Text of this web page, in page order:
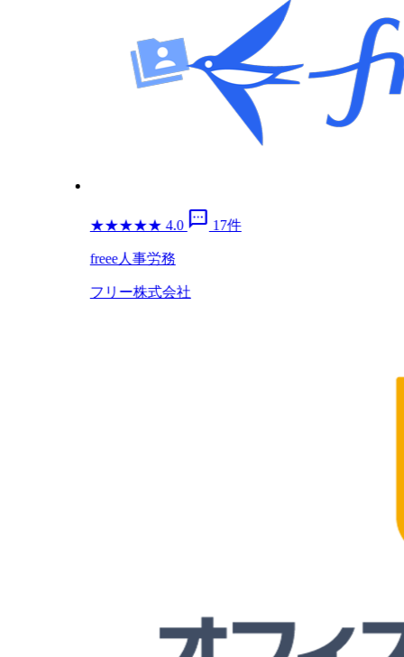
★★★★★ 4.0 sms 17件
freee人事労務
フリー株式会社